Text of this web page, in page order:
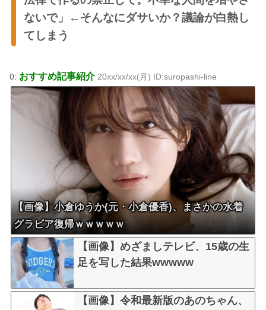
ないで」←そんなにダサいか？議論が白熱し
てしまう
0: おすすめ記事紹介20xx/xx/xx(月) ID:suropashi-line
【画像】小倉ゆうか(元・小倉優香)、まさかの水着
グラビア復帰ｗｗｗｗｗ
【画像】めざましテレビ、15歳の生
足を写した結果wwwww
【画像】令和最新版のあのちゃん、